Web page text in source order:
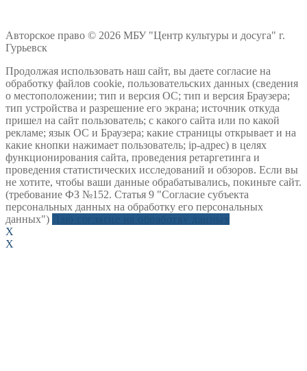
Авторское право © 2026 МБУ "Центр культуры и досуга" г.
Гурьевск
Продолжая использовать наш сайт, вы даете согласие на
обработку файлов cookie, пользовательских данных (сведения
о местоположении; тип и версия ОС; тип и версия Браузера;
тип устройства и разрешение его экрана; источник откуда
пришел на сайт пользователь; с какого сайта или по какой
рекламе; язык ОС и Браузера; какие страницы открывает и на
какие кнопки нажимает пользователь; ip-адрес) в целях
функционирования сайта, проведения ретаргетинга и
проведения статистических исследований и обзоров. Если вы
не хотите, чтобы ваши данные обрабатывались, покиньте сайт.
(требование ФЗ №152. Статья 9 "Согласие субъекта
персональных данных на обработку его персональных
данных")
X
X